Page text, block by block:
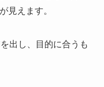
見えます。
出し、目的に合うも